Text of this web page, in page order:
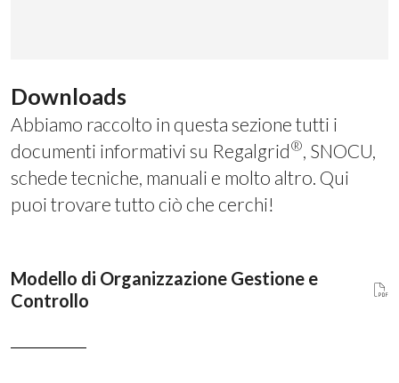
Downloads
Abbiamo raccolto in questa sezione tutti i
documenti informativi su Regalgrid®, SNOCU,
schede tecniche, manuali e molto altro. Qui
puoi trovare tutto ciò che cerchi!
Modello di Organizzazione Gestione e
Controllo